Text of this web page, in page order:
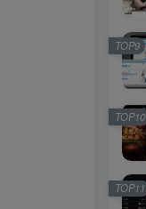
TOP9
TOP10
TOP11